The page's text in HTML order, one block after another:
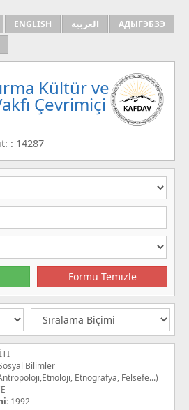
ENGLISH العربية
АДЫГЭБЗЭ
Kültür ve
Çevrimiçi
: 14287
Bilimler
Etnografya, Felsefe...)
1992